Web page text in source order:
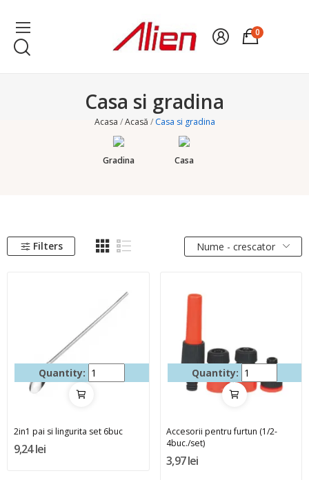
0
Casa si gradina
Acasa Acasă Casa si gradina
Gradina Casa
Filters Nume - crescator
Quantity:
2in1 pai si lingurita set 6buc
9,24 lei
Quantity:
Accesorii pentru furtun (1/2-
4buc./set)
3,97 lei